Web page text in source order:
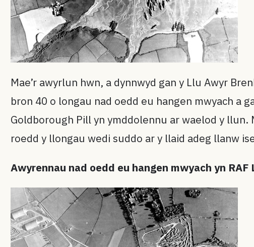
Mae’r awyrlun hwn, a dynnwyd gan y Llu Awyr
bron 40 o longau nad oedd eu hangen mwyach a
Goldborough Pill yn ymddolennu ar waelod y llun.
roedd y llongau wedi suddo ar y llaid adeg llanw
Awyrennau nad oedd eu hangen mwyach yn RAF